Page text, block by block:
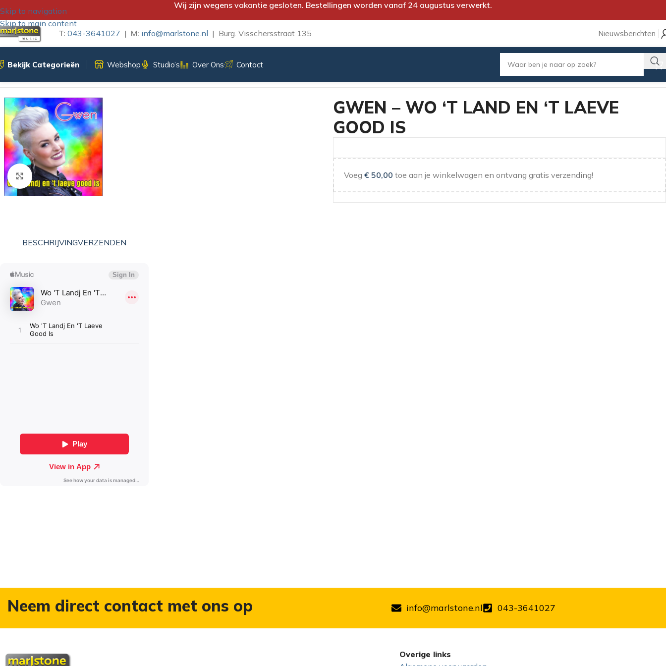
Skip to navigation
Skip to main content
Wij zijn wegens vakantie gesloten. Bestellingen worden vanaf 24 augustus verwerkt.
T: 043-3641027 | M: info@marlstone.nl | Burg. Visschersstraat 135 Nieuwsberichten
Bekijk Categorieën Webshop Studio’s Over Ons Contact
Klik om te vergroten
GWEN – WO ‘T LAND EN ‘T LAEVE
GOOD IS
Voeg € 50,00 toe aan je winkelwagen en ontvang gratis verzending!
BESCHRIJVINGVERZENDEN
Neem direct contact met ons op info@marlstone.nl 043-3641027
Overige links